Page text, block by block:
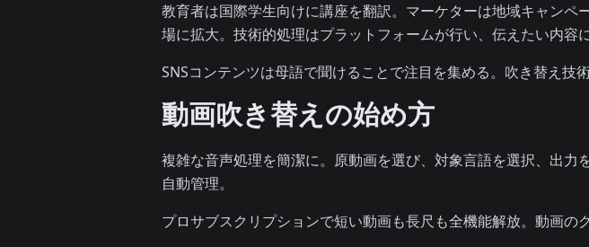
教育者は国際学生向けに講座を翻訳。マーケターは地域キャン
場に拡大。技術的処理はプラットフォームが行い、伝えたい内容
SNSコンテンツは母語で聞けることで注目を集める。吹き替え技
動画吹き替えの始め方
複雑な音声処理を簡潔に。原動画を選び、対象言語を選択、出
自動管理。
プロサブスクリプションで短い動画も長尺も全機能解放。動画の